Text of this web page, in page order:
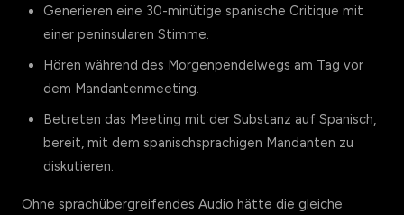
Generieren eine 30-minütige spanische Critique mit
einer peninsularen Stimme.
Hören während des Morgenpendelwegs am Tag vor
dem Mandantenmeeting.
Betreten das Meeting mit der Substanz auf Spanisch,
bereit, mit dem spanischsprachigen Mandanten zu
diskutieren.
Ohne sprachübergreifendes Audio hätte die gleiche